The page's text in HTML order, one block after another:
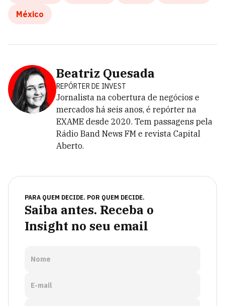
México
Beatriz Quesada
REPÓRTER DE INVEST
Jornalista na cobertura de negócios e
mercados há seis anos, é repórter na
EXAME desde 2020. Tem passagens pela
Rádio Band News FM e revista Capital
Aberto.
PARA QUEM DECIDE. POR QUEM DECIDE.
Saiba antes. Receba o
Insight no seu email
Nome
E-mail